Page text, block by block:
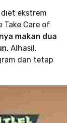
ekstrem
Take Care of
makan dua
. Alhasil,
dan tetap